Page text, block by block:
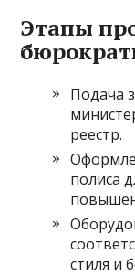
Этапы
Подача
реестр.
полиса
стиля и